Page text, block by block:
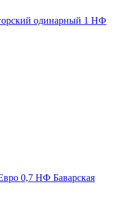
одинарный 1 НФ